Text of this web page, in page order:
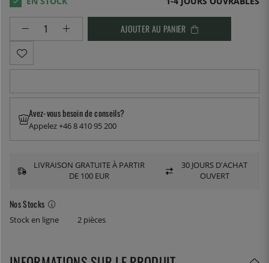
AJOUTER AU PANIER
Nos Stocks
Stock en ligne 2 pièces
Avez-vous besoin de conseils?
Appelez +46 8 410 95 200
LIVRAISON GRATUITE À PARTIR
DE 100 EUR
30 JOURS D'ACHAT
OUVERT